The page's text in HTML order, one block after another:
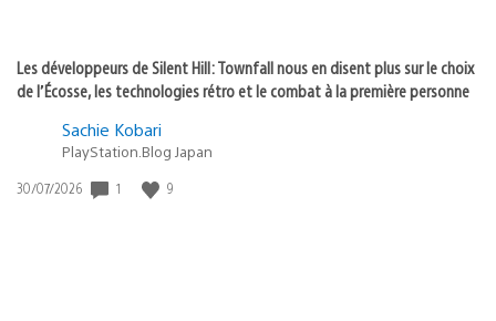
Les développeurs de Silent Hill: Townfall nous en disent plus sur le choix
de l’Écosse, les technologies rétro et le combat à la première personne
Sachie Kobari
PlayStation.Blog Japan
Date
30/07/2026 1 9